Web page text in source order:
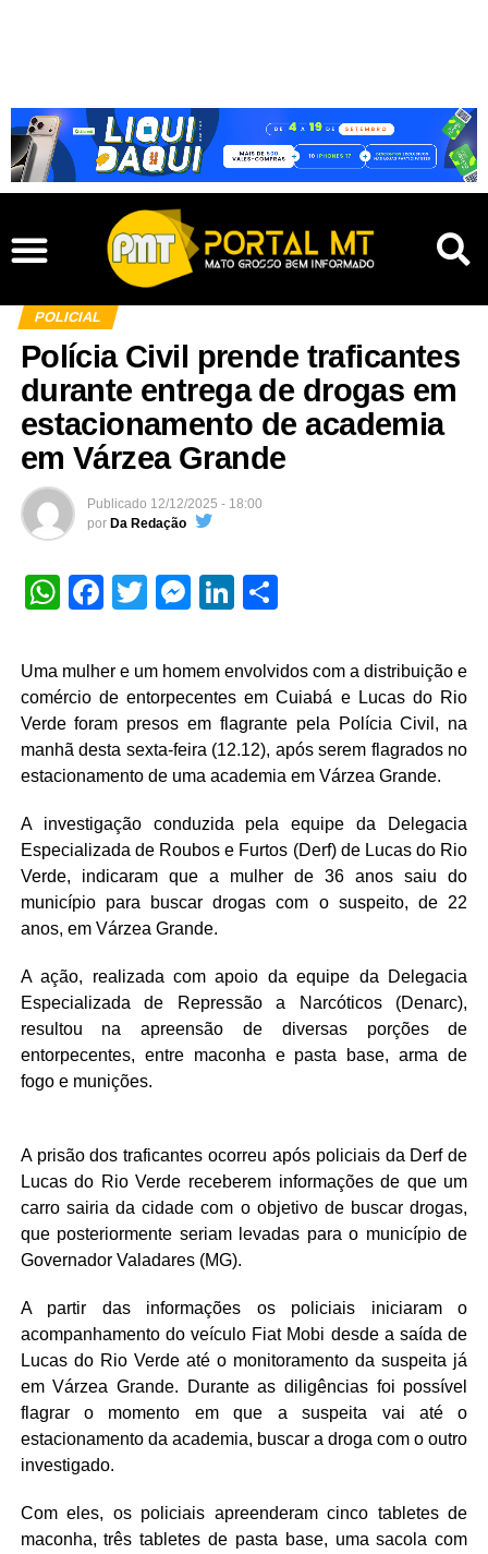
POLICIAL
Polícia Civil prende traficantes
durante entrega de drogas em
estacionamento de academia
em Várzea Grande
Publicado 12/12/2025 - 18:00
por Da Redação
WhatsApp
Facebook
TwitterMessenger
LinkedIn
Uma mulher e um homem envolvidos com a distribuição e
comércio de entorpecentes em Cuiabá e Lucas do Rio
Verde foram presos em flagrante pela Polícia Civil, na
manhã desta sexta-feira (12.12), após serem flagrados no
estacionamento de uma academia em Várzea Grande.
A investigação conduzida pela equipe da Delegacia
Especializada de Roubos e Furtos (Derf) de Lucas do Rio
Verde, indicaram que a mulher de 36 anos saiu do
município para buscar drogas com o suspeito, de 22
anos, em Várzea Grande.
A ação, realizada com apoio da equipe da Delegacia
Especializada de Repressão a Narcóticos (Denarc),
resultou na apreensão de diversas porções de
entorpecentes, entre maconha e pasta base, arma de
fogo e munições.
A prisão dos traficantes ocorreu após policiais da Derf de
Lucas do Rio Verde receberem informações de que um
carro sairia da cidade com o objetivo de buscar drogas,
que posteriormente seriam levadas para o município de
Governador Valadares (MG).
A partir das informações os policiais iniciaram o
acompanhamento do veículo Fiat Mobi desde a saída de
Lucas do Rio Verde até o monitoramento da suspeita já
em Várzea Grande. Durante as diligências foi possível
flagrar o momento em que a suspeita vai até o
estacionamento da academia, buscar a droga com o outro
investigado.
Com eles, os policiais apreenderam cinco tabletes de
maconha, três tabletes de pasta base, uma sacola com